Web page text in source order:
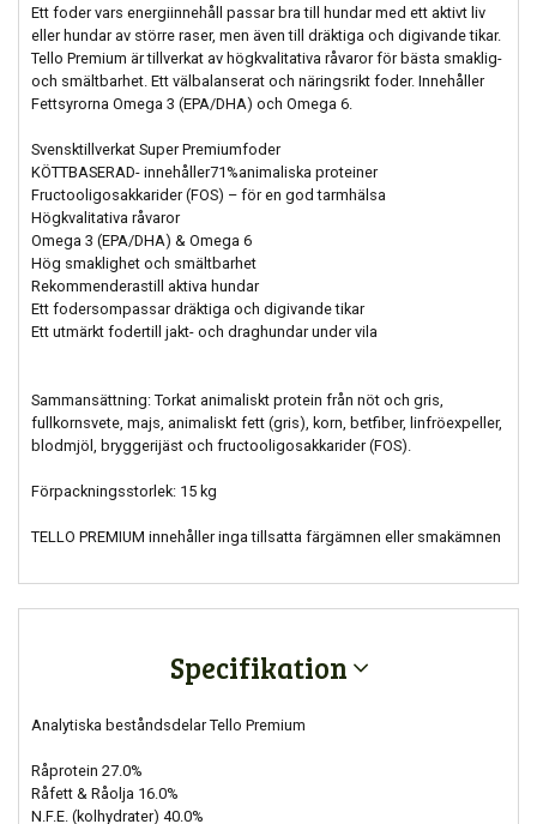
Ett foder vars energiinnehåll passar bra till hundar med ett aktivt liv
eller hundar av större raser, men även till dräktiga och digivande tikar.
Tello Premium är tillverkat av högkvalitativa råvaror för bästa smaklig-
och smältbarhet. Ett välbalanserat och näringsrikt foder. Innehåller
Fettsyrorna Omega 3 (EPA/DHA) och Omega 6.
Svensktillverkat Super Premiumfoder
KÖTTBASERAD- innehåller71%animaliska proteiner
Fructooligosakkarider (FOS) – för en god tarmhälsa
Högkvalitativa råvaror
Omega 3 (EPA/DHA) & Omega 6
Hög smaklighet och smältbarhet
Rekommenderastill aktiva hundar
Ett fodersompassar dräktiga och digivande tikar
Ett utmärkt fodertill jakt- och draghundar under vila
Sammansättning: Torkat animaliskt protein från nöt och gris,
fullkornsvete, majs, animaliskt fett (gris), korn, betfiber, linfröexpeller,
blodmjöl, bryggerijäst och fructooligosakkarider (FOS).
Förpackningsstorlek: 15 kg
TELLO PREMIUM innehåller inga tillsatta färgämnen eller smakämnen
Specifikation
Analytiska beståndsdelar Tello Premium
Råprotein 27.0%
Råfett & Råolja 16.0%
N.F.E. (kolhydrater) 40.0%